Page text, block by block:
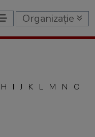
Organizație
H I J K L M N
O